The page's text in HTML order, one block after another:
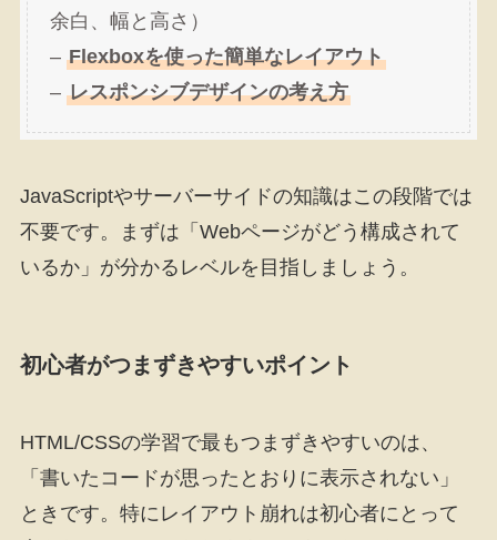
余白、幅と高さ）
– Flexboxを使った簡単なレイアウト
– レスポンシブデザインの考え方
JavaScriptやサーバーサイドの知識はこの段階では
不要です。まずは「Webページがどう構成されて
いるか」が分かるレベルを目指しましょう。
初心者がつまずきやすいポイント
HTML/CSSの学習で最もつまずきやすいのは、
「書いたコードが思ったとおりに表示されない」
ときです。特にレイアウト崩れは初心者にとって